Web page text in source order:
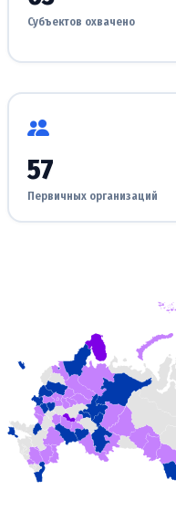
Субъектов охвачено
57
Первичных организаций